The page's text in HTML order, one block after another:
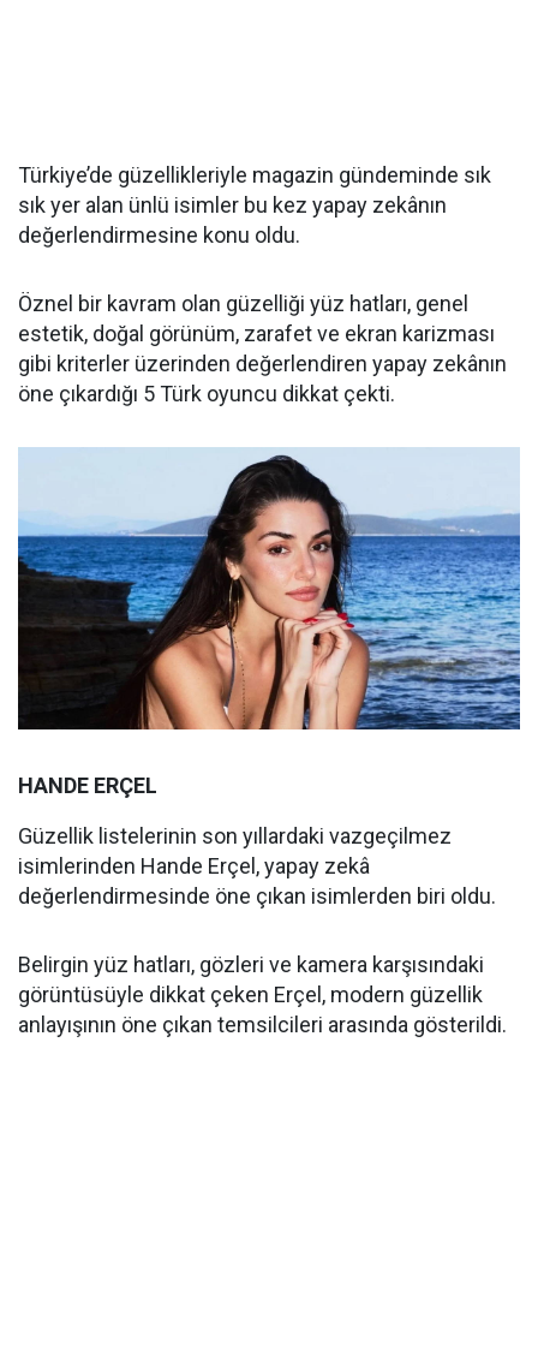
Türkiye’de güzellikleriyle magazin gündeminde sık
sık yer alan ünlü isimler bu kez yapay zekânın
değerlendirmesine konu oldu.
Öznel bir kavram olan güzelliği yüz hatları, genel
estetik, doğal görünüm, zarafet ve ekran karizması
gibi kriterler üzerinden değerlendiren yapay zekânın
öne çıkardığı 5 Türk oyuncu dikkat çekti.
HANDE ERÇEL
Güzellik listelerinin son yıllardaki vazgeçilmez
isimlerinden Hande Erçel, yapay zekâ
değerlendirmesinde öne çıkan isimlerden biri oldu.
Belirgin yüz hatları, gözleri ve kamera karşısındaki
görüntüsüyle dikkat çeken Erçel, modern güzellik
anlayışının öne çıkan temsilcileri arasında gösterildi.